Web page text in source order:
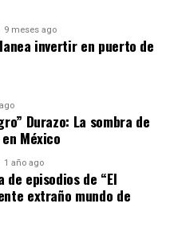
factores que impulsan a
fuera de sus
subraya que las
y la falta de protección
la situación,
La separación familiar,
que requiere atención
y organizaciones
9 meses ago
invertir en puerto de
Durazo: La sombra de
México
1 año ago
de episodios de “El
extraño mundo de